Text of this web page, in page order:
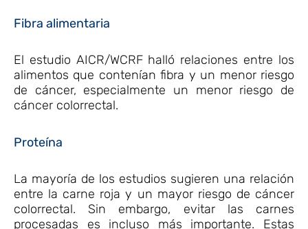
Fibra alimentaria
El estudio AICR/WCRF halló relaciones entre los
alimentos que contenían fibra y un menor riesgo
de cáncer, especialmente un menor riesgo de
cáncer colorrectal.
Proteína
La mayoría de los estudios sugieren una relación
entre la carne roja y un mayor riesgo de cáncer
colorrectal. Sin embargo, evitar las carnes
procesadas es incluso más importante. Estas